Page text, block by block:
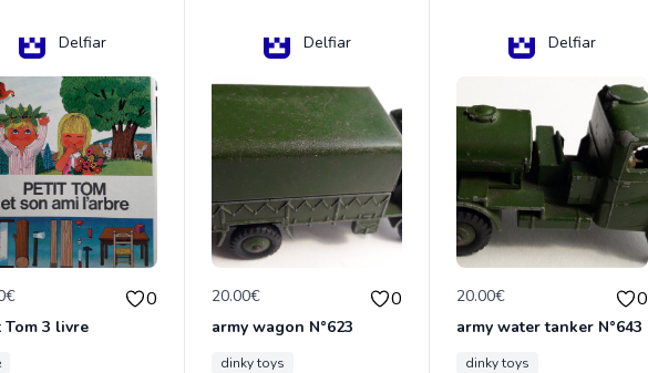
Delfiar
0
Tom 3 livre
Delfiar
20.00€ 0
army wagon N°623
dinky toys
Delfiar
20.00€ 0
army water tanker N°643
dinky toys